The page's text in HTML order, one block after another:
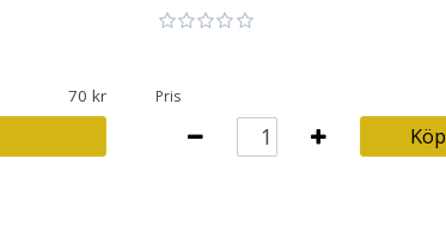
70 Pris
Köp